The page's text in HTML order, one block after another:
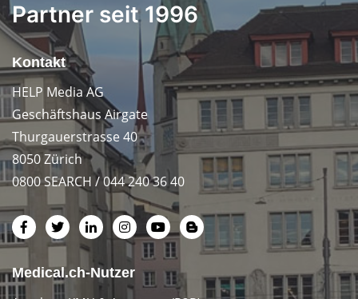
Partner seit 1996
Kontakt
HELP Media AG
Geschäftshaus Airgate
Thurgauerstrasse 40
8050 Zürich
0800 SEARCH / 044 240 36 40
Medical.ch-Nutzer